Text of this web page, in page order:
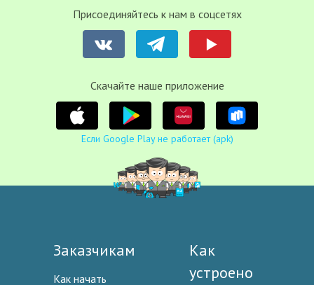
Присоединяйтесь к нам в соцсетях
Cкачайте наше приложение
Если Google Play не работает (apk)
Заказчикам
Как начать
Как
устроено